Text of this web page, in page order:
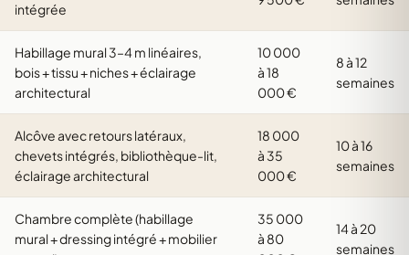
intégrée
Habillage mural 3–4 m linéaires,
bois + tissu + niches + éclairage
architectural
10 000
à 18
000 €
8 à 12
semaines
Alcôve avec retours latéraux,
chevets intégrés, bibliothèque-lit,
éclairage architectural
18 000
à 35
000 €
10 à 16
semaines
Chambre complète (habillage
mural + dressing intégré + mobilier
35 000
à 80
14 à 20
semaines